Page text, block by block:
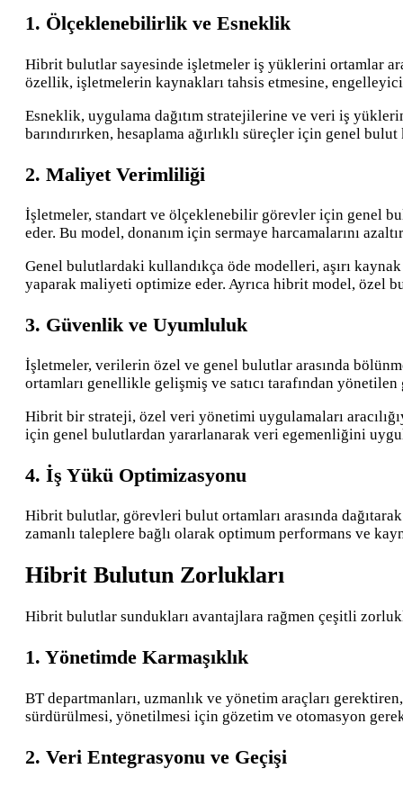
1. Ölçeklenebilirlik ve Esneklik
Hibrit bulutlar sayesinde işletmeler iş yüklerini ortamlar
özellik, işletmelerin kaynakları tahsis etmesine,
Esneklik, uygulama dağıtım stratejilerine ve veri iş
barındırırken, hesaplama ağırlıklı süreçler için genel
2. Maliyet Verimliliği
İşletmeler, standart ve ölçeklenebilir görevler için genel
eder. Bu model, donanım için sermaye harcamalarını
Genel bulutlardaki kullandıkça öde modelleri, aşırı
yaparak maliyeti optimize eder. Ayrıca hibrit model, özel
3. Güvenlik ve Uyumluluk
İşletmeler, verilerin özel ve genel bulutlar arasında
ortamları genellikle gelişmiş ve satıcı tarafından
Hibrit bir strateji, özel veri yönetimi uygulamaları
için genel bulutlardan yararlanarak veri egemenliğini
4. İş Yükü Optimizasyonu
Hibrit bulutlar, görevleri bulut ortamları arasında
zamanlı taleplere bağlı olarak optimum performans ve
Hibrit Bulutun Zorlukları
Hibrit bulutlar sundukları avantajlara rağmen çeşitli
1. Yönetimde Karmaşıklık
BT departmanları, uzmanlık ve yönetim araçları
sürdürülmesi, yönetilmesi için gözetim ve otomasyon
2. Veri Entegrasyonu ve Geçişi